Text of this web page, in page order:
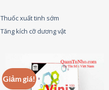
Thuốc xuất tinh sớm
Tăng kích cỡ dương vật
Giảm giá!